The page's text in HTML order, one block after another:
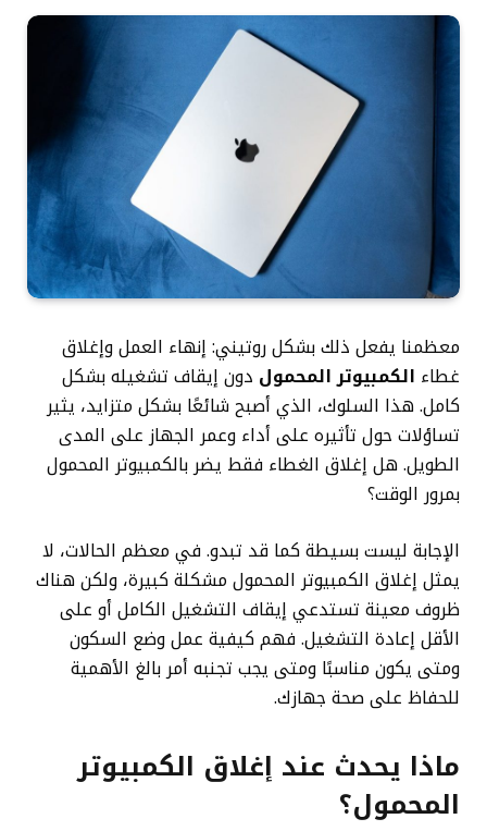
معظمنا يفعل ذلك بشكل روتيني: إنهاء العمل وإغلاق
غطاء الكمبيوتر المحمول دون إيقاف تشغيله بشكل
كامل. هذا السلوك، الذي أصبح شائعًا بشكل متزايد، يثير
تساؤلات حول تأثيره على أداء وعمر الجهاز على المدى
الطويل. هل إغلاق الغطاء فقط يضر بالكمبيوتر المحمول
بمرور الوقت؟
الإجابة ليست بسيطة كما قد تبدو. في معظم الحالات، لا
يمثل إغلاق الكمبيوتر المحمول مشكلة كبيرة، ولكن هناك
ظروف معينة تستدعي إيقاف التشغيل الكامل أو على
الأقل إعادة التشغيل. فهم كيفية عمل وضع السكون
ومتى يكون مناسبًا ومتى يجب تجنبه أمر بالغ الأهمية
للحفاظ على صحة جهازك.
ماذا يحدث عند إغلاق الكمبيوتر
المحمول؟